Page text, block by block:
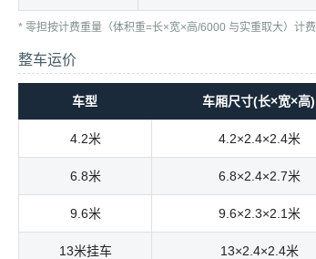
* 零担按计费重量（体积重=长×宽×高/6000 与实重取大）计费
整车运价
车型 车厢尺寸(长×宽×高)
4.2米 4.2×2.4×2.4米
6.8米 6.8×2.4×2.7米
9.6米 9.6×2.3×2.1米
13米挂车 13×2.4×2.4米